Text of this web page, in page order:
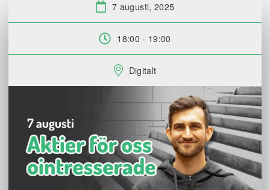
Datum:
7 augusti, 2025
Tid:
18:00 - 19:00
Plats:
Digitalt